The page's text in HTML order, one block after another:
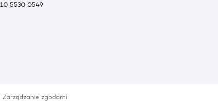
5530 0549
Zarządzanie zgodami